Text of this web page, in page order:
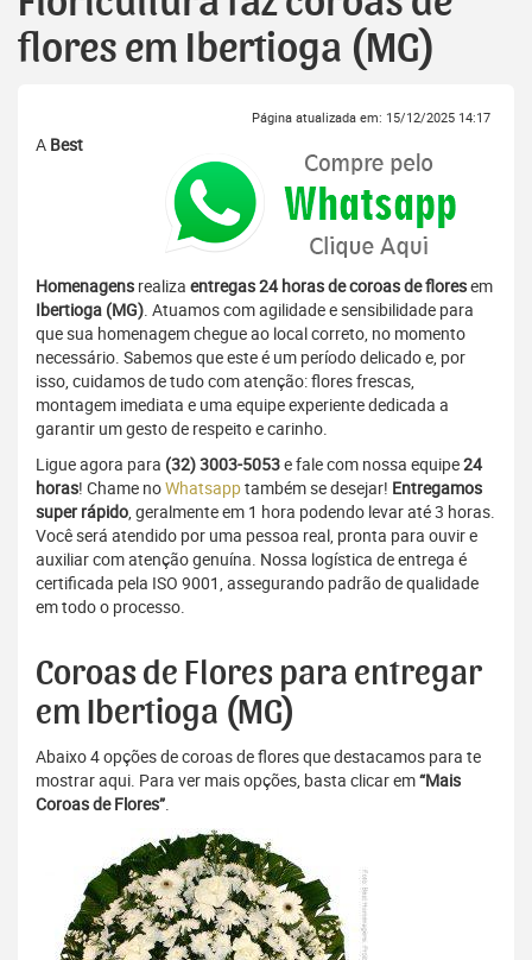
flores em Ibertioga (MG)
Página atualizada em: 15/12/2025 14:17
A Best
Homenagens realiza entregas 24 horas de coroas de floresem
Ibertioga (MG). Atuamos com agilidade e sensibilidade para
que sua homenagem chegue ao local correto, no momento
necessário. Sabemos que este é um período delicado e, por
isso, cuidamos de tudo com atenção: flores frescas,
montagem imediata e uma equipe experiente dedicada a
garantir um gesto de respeito e carinho.
Ligue agora para (32) 3003-5053e fale com nossa equipe24
horas! Chame noWhatsapptambém se desejar! Entregamos
super rápido, geralmente em 1 hora podendo levar até 3 horas.
Você será atendido por uma pessoa real, pronta para ouvir e
auxiliar com atenção genuína. Nossa logística de entrega é
certificada pela ISO 9001, assegurando padrão de qualidade
em todo o processo.
Coroas de Flores para entregar
em Ibertioga (MG)
Abaixo 4 opções de coroas de flores que destacamos para te
mostrar aqui. Para ver mais opções, basta clicar em“Mais
Coroas de Flores”.